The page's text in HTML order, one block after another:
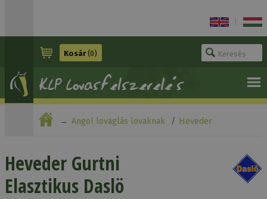
Kosár(0)
Angol lovaglás lovaknak Heveder
Heveder Gurtni
Elasztikus Daslö